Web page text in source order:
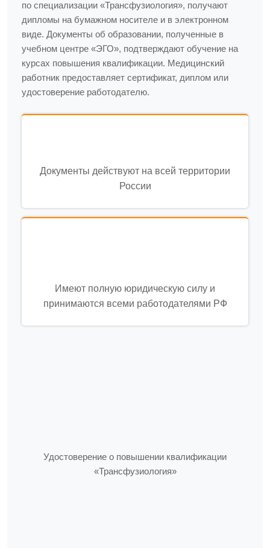
по специализации «Трансфузиология», получают
дипломы на бумажном носителе и в электронном
виде. Документы об образовании, полученные в
учебном центре «ЭГО», подтверждают обучение на
курсах повышения квалификации. Медицинский
работник предоставляет сертификат, диплом или
удостоверение работодателю.
Документы действуют на всей территории
России
Имеют полную юридическую силу и
принимаются всеми работодателями РФ
Удостоверение о повышении квалификации
«Трансфузиология»